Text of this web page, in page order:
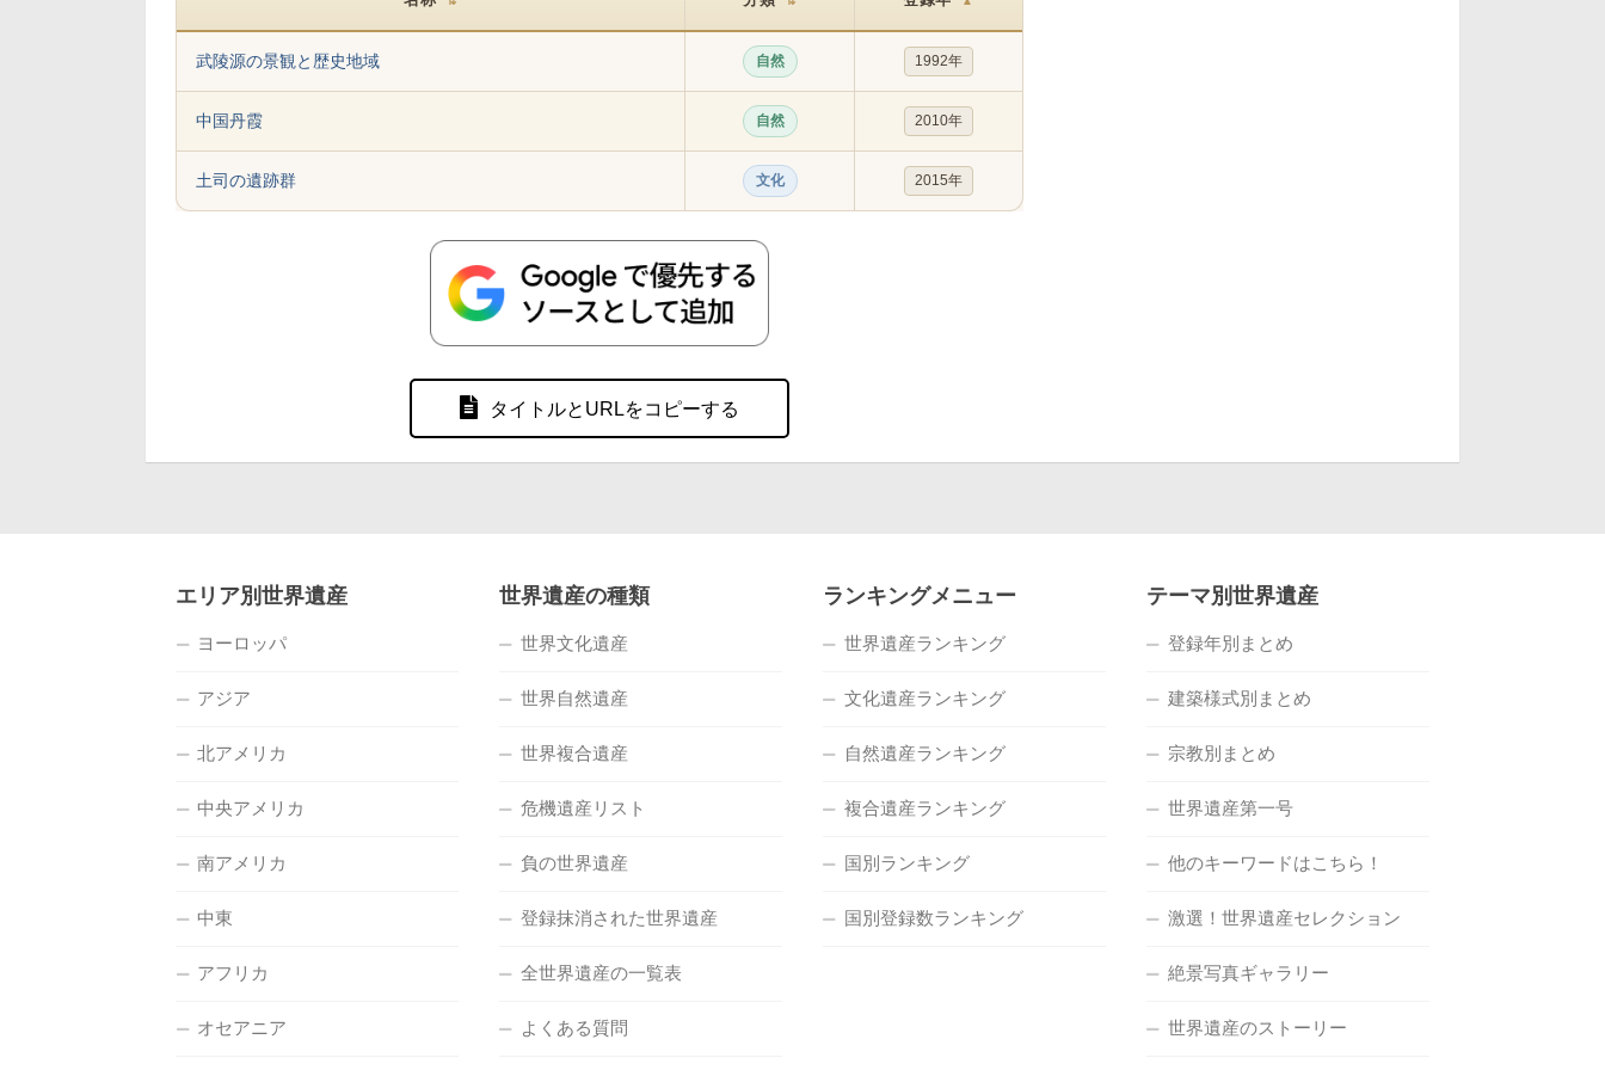
武陵源の景観と歴史地域 自然 1992年
中国丹霞 自然 2010年
土司の遺跡群 文化 2015年
タイトルとURLをコピーする
エリア別世界遺産
ヨーロッパ
アジア
北アメリカ
中央アメリカ
南アメリカ
中東
アフリカ
オセアニア
世界遺産の種類
世界文化遺産
世界自然遺産
世界複合遺産
危機遺産リスト
負の世界遺産
登録抹消された世界遺産
全世界遺産の一覧表
よくある質問
ランキングメニュー
世界遺産ランキング
文化遺産ランキング
自然遺産ランキング
複合遺産ランキング
国別ランキング
国別登録数ランキング
テーマ別世界遺産
登録年別まとめ
建築様式別まとめ
宗教別まとめ
世界遺産第一号
他のキーワードはこちら！
激選！世界遺産セレクション
絶景写真ギャラリー
世界遺産のストーリー